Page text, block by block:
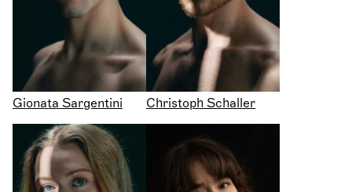
Gionata Sargentini Christoph Schaller